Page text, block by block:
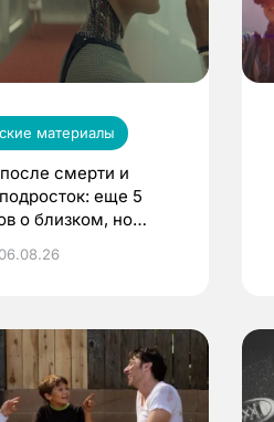
материалы
смерти и
еще 5
о близком, но